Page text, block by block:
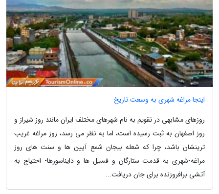
اینجا مراغه شهری به وسعت تاریخ
روزهای مشابهی در تقویم به نام شهرهای مختلف ایران مانند روز شیراز و
روز اصفهان به ثبت رسیده است، اما به نظر می رسد، روز مراغه غریب
ترینشان باشد، چرا که شعله بیجان شمع آیین ها و سنت های روز
مراغه-شهری به قدمت ستارگان و فسیل ها و دایناسورها- احتیاج به
آتشی برافروزنده برای جان دریافت...